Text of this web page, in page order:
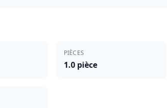
PIÈCES
1.0 pièce